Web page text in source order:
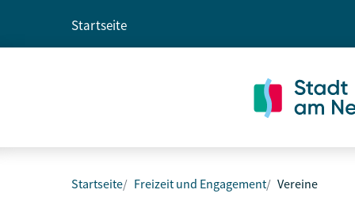
Startseite
Startseite Freizeit und Engagement Vereine